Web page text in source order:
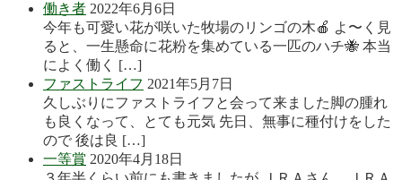
働き者 2022年6月6日
今年も可愛い花が咲いた牧場のリンゴの木🍎 よ〜く見
ると、一生懸命に花粉を集めている一匹のハチ🐝 本当
によく働く […]
ファストライフ 2021年5月7日
久しぶりにファストライフと会って来ました脚の腫れ
も良くなって、とても元気 先日、無事に種付けをした
ので 後は良 […]
一等賞 2020年4月18日